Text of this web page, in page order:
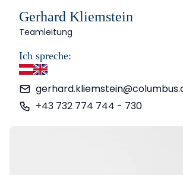
Gerhard Kliemstein
Teamleitung
Ich spreche:
+43 732 774 744 - 730